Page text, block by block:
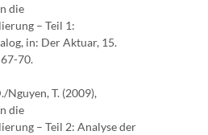
die
– Teil 1:
in: Der Aktuar, 15.
70.
Nguyen, T. (2009),
die
– Teil 2: Analyse der